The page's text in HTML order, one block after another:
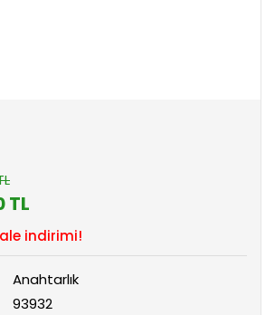
TL
indirimi!
Anahtarlık
93932